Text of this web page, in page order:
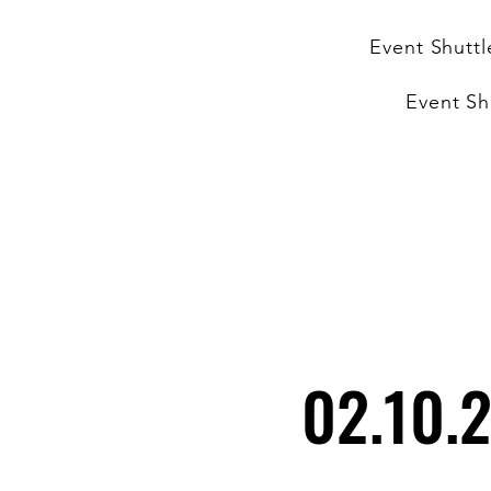
Event
Event